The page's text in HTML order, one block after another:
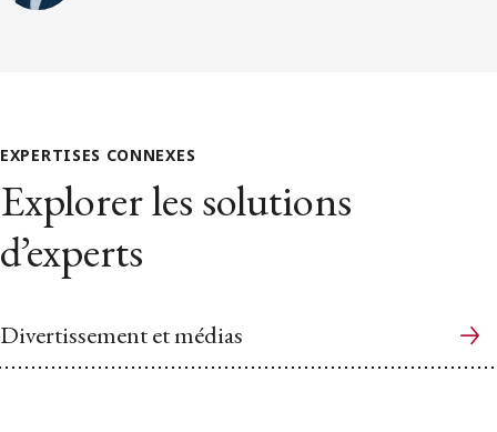
EXPERTISES CONNEXES
Explorer les solutions
d’experts
Divertissement et médias